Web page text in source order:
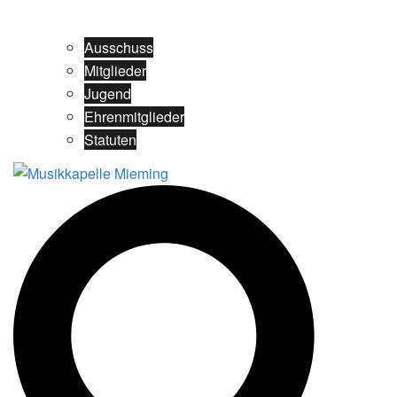
Ausschuss
Mitglieder
Jugend
Ehrenmitglieder
Statuten